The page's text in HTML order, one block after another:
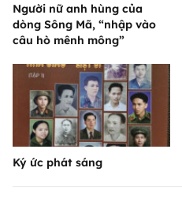
Người nữ anh hùng của
dòng Sông Mã, “nhập vào
câu hò mênh mông”
Ký ức phát sáng